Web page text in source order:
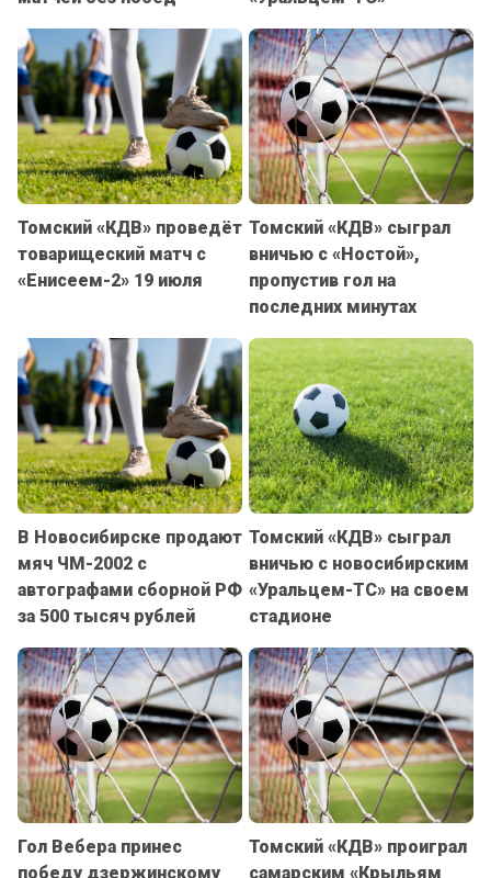
Томский «КДВ» проведёт
товарищеский матч с
«Енисеем-2» 19 июля
Томский «КДВ» сыграл
вничью с «Ностой»,
пропустив гол на
последних минутах
В Новосибирске продают
мяч ЧМ-2002 с
автографами сборной РФ
за 500 тысяч рублей
Томский «КДВ» сыграл
вничью с новосибирским
«Уральцем-ТС» на своем
стадионе
Гол Вебера принес
победу дзержинскому
Томский «КДВ» проиграл
самарским «Крыльям